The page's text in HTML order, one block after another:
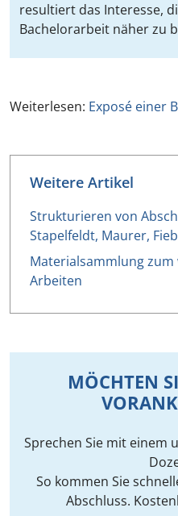
resultiert das Interesse,
Bachelorarbeit näher zu
Weiterlesen: Exposé einer
Weitere Artikel
Strukturieren von
Stapelfeldt, Maurer,
Materialsammlung
Arbeiten
MÖCHTEN
Sprechen Sie mit einem
So kommen Sie
Abschluss.